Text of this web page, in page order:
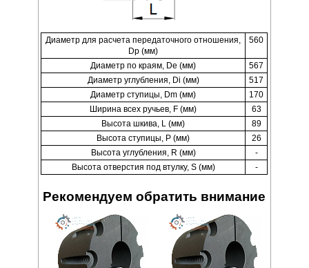
Диаметр для расчета передаточного отношения,
Dp (мм)
560
Диаметр по краям, De (мм)
567
Диаметр углубления, Di (мм)
517
Диаметр ступицы, Dm (мм)
170
Ширина всех ручьев, F (мм)
63
Высота шкива, L (мм)
89
Высота ступицы, P (мм)
26
Высота углубления, R (мм)
-
Высота отверстия под втулку, S (мм)
-
Рекомендуем обратить внимание